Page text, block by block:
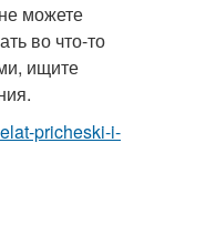
можете
во что-то
ищите
pricheski-i-